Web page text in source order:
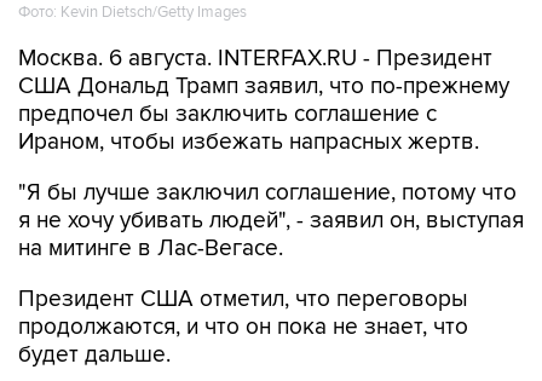
Фото: Kevin Dietsch/Getty Images
Москва. 6 августа. INTERFAX.RU - Президент
США Дональд Трамп заявил, что по-прежнему
предпочел бы заключить соглашение с
Ираном, чтобы избежать напрасных жертв.
"Я бы лучше заключил соглашение, потому что
я не хочу убивать людей", - заявил он, выступая
на митинге в Лас-Вегасе.
Президент США отметил, что переговоры
продолжаются, и что он пока не знает, что
будет дальше.